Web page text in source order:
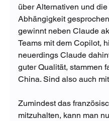
über Alternativen und
Abhängigkeit
gewinnt neben Claude
Teams mit dem Copilot,
neuerdings Claude
guter Qualität, stammen
China. Sind also auch
Zumindest das
mitzuhalten, kann man